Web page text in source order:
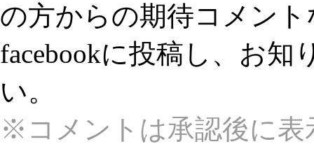
の方からの期待コメン
facebookに投稿し、お
い。
※コメントは承認後に表